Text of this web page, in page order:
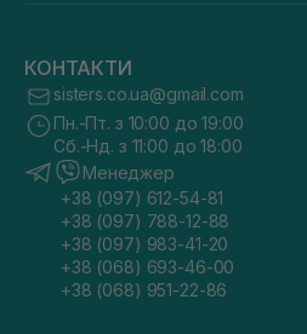
КОНТАКТИ
sisters.co.ua@gmail.com
Пн.-Пт. з 10:00 до 19:00
Сб.-Нд. з 11:00 до 18:00
Менеджер
+38 (097) 612-54-81
+38 (097) 788-12-88
+38 (097) 983-41-20
+38 (068) 693-46-00
+38 (068) 951-22-86